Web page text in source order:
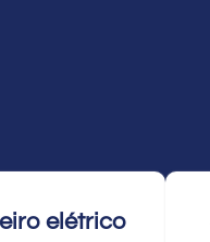
elétrico